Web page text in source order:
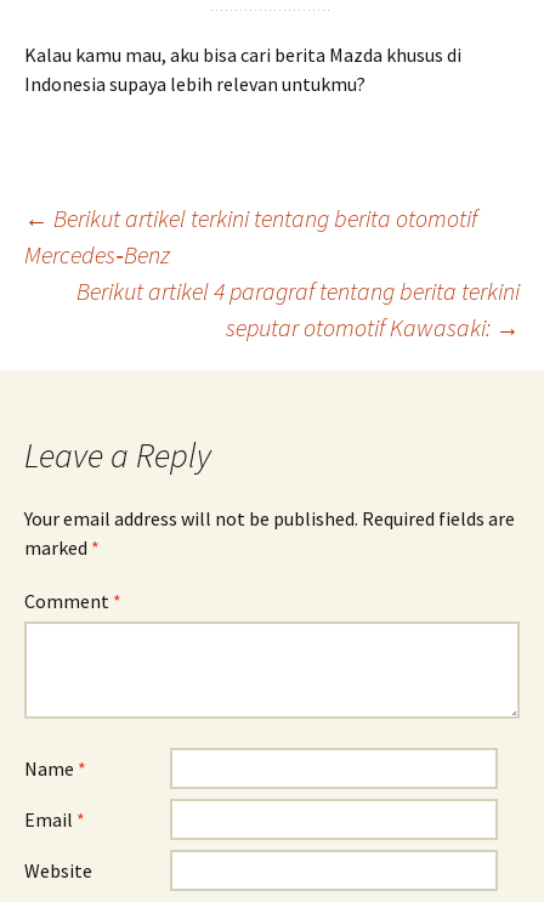
Kalau kamu mau, aku bisa cari berita Mazda khusus di
Indonesia supaya lebih relevan untukmu?
Post
navigation
← Berikut artikel terkini tentang berita otomotif
Mercedes‑Benz
Berikut artikel 4 paragraf tentang berita terkini
seputar otomotif Kawasaki: →
Leave a Reply
Your email address will not be published. Required fields are
marked *
Comment *
Name *
Email *
Website